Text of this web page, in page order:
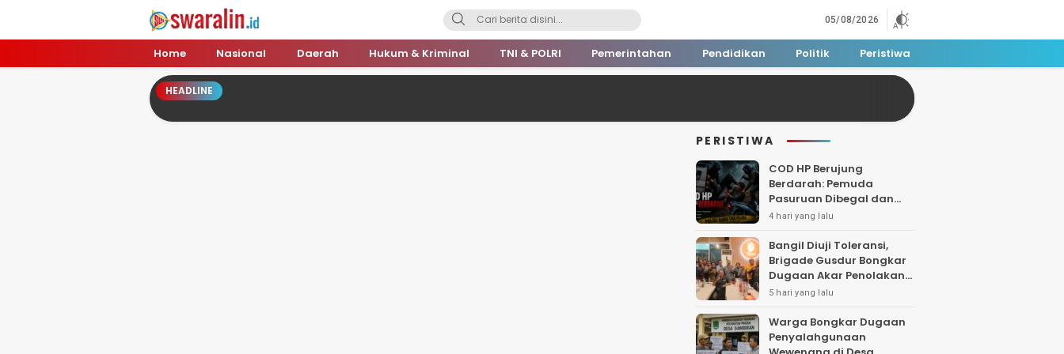
Swara Lin
Independent, Tajam & Profesional
05/08/2026
Home Nasional Daerah Hukum & Kriminal TNI & POLRI Pemerintahan Pendidikan Politik Peristiwa
HEADLINE
PERISTIWA
COD HP Berujung
Berdarah: Pemuda
Pasuruan Dibegal dan
Dibacok di Tengah Hutan
4 hari yang lalu
Bangil Diuji Toleransi,
Brigade Gusdur Bongkar
Dugaan Akar Penolakan
Tempat Ibadah
5 hari yang lalu
Warga Bongkar Dugaan
Penyalahgunaan